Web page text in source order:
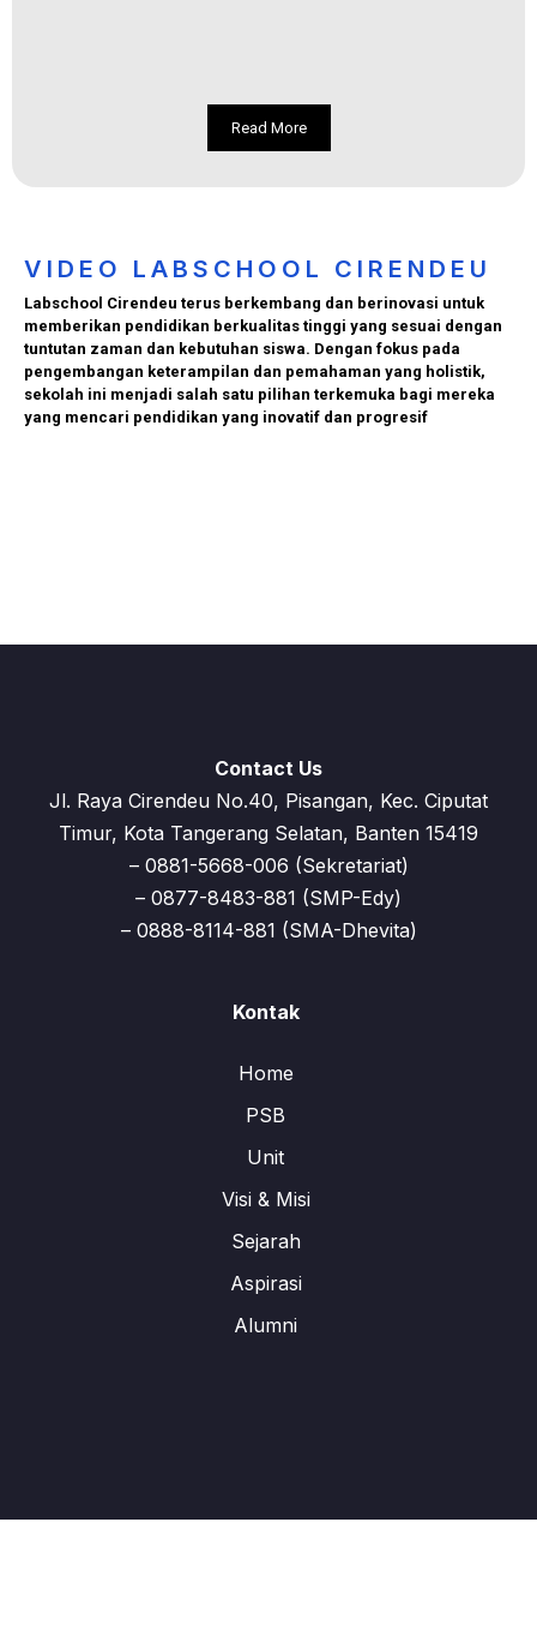
Read More
VIDEO LABSCHOOL CIRENDEU
Labschool Cirendeu terus berkembang dan berinovasi untuk
memberikan pendidikan berkualitas tinggi yang sesuai dengan
tuntutan zaman dan kebutuhan siswa. Dengan fokus pada
pengembangan keterampilan dan pemahaman yang holistik,
sekolah ini menjadi salah satu pilihan terkemuka bagi mereka
yang mencari pendidikan yang inovatif dan progresif
Contact Us
Jl. Raya Cirendeu No.40, Pisangan, Kec. Ciputat
Timur, Kota Tangerang Selatan, Banten 15419
– 0881-5668-006 (Sekretariat)
– 0877-8483-881 (SMP-Edy)
– 0888-8114-881 (SMA-Dhevita)
Kontak
Home
PSB
Unit
Visi & Misi
Sejarah
Aspirasi
Alumni